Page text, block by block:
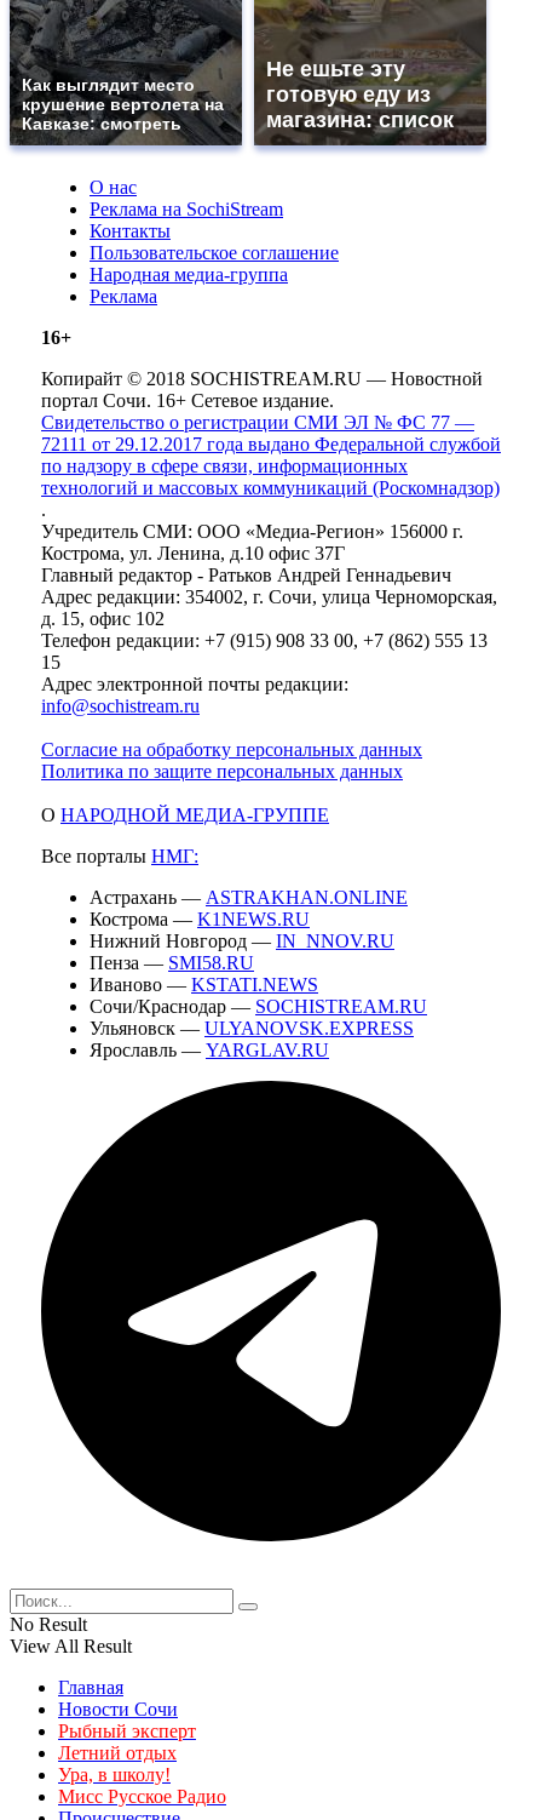
Как выглядит место
крушение вертолета на
Кавказе: смотреть
Не ешьте эту
готовую еду из
магазина: список
О нас
Реклама на SochiStream
Контакты
Пользовательское соглашение
Народная медиа-группа
Реклама
16+
Копирайт © 2018 SOCHISTREAM.RU — Новостной
портал Сочи. 16+ Сетевое издание.
Свидетельство о регистрации СМИ ЭЛ № ФС 77 —
72111 от 29.12.2017 года выдано Федеральной службой
по надзору в сфере связи, информационных
технологий и массовых коммуникаций (Роскомнадзор)
.
Учредитель СМИ: ООО «Медиа-Регион» 156000 г.
Кострома, ул. Ленина, д.10 офис 37Г
Главный редактор - Ратьков Андрей Геннадьевич
Адрес редакции: 354002, г. Сочи, улица Черноморская,
д. 15, офис 102
Телефон редакции: +7 (915) 908 33 00, +7 (862) 555 13
15
Адрес электронной почты редакции:
info@sochistream.ru
Согласие на обработку персональных данных
Политика по защите персональных данных
О НАРОДНОЙ МЕДИА-ГРУППЕ
Все порталы НМГ:
Астрахань — ASTRAKHAN.ONLINE
Кострома — K1NEWS.RU
Нижний Новгород — IN_NNOV.RU
Пенза — SMI58.RU
Иваново — KSTATI.NEWS
Сочи/Краснодар — SOCHISTREAM.RU
Ульяновск — ULYANOVSK.EXPRESS
Ярославль — YARGLAV.RU
No Result
View All Result
Главная
Новости Сочи
Рыбный эксперт
Летний отдых
Ура, в школу!
Мисс Русское Радио